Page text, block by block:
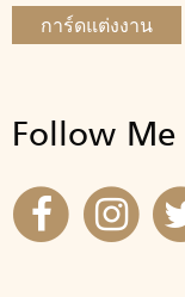
การ์ดแต่งงาน
Follow Me